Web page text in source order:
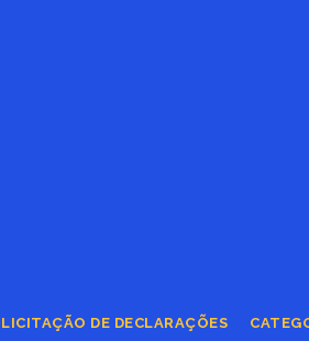
DE DECLARAÇÕES